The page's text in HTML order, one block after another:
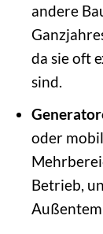
andere
da sie oft
sind.
oder
Betrieb,